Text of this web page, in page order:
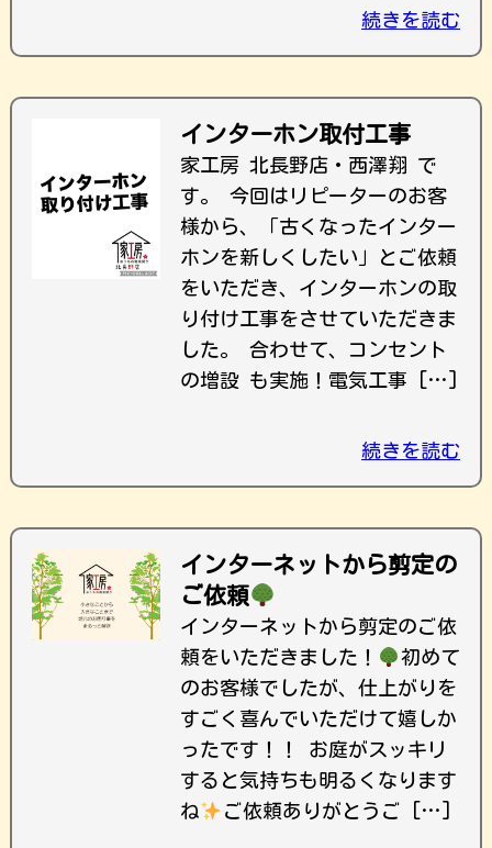
続きを読む
インターホン取付工事
家工房 北長野店・西澤翔 で
す。 今回はリピーターのお客
様から、「古くなったインター
ホンを新しくしたい」とご依頼
をいただき、インターホンの取
り付け工事をさせていただきま
した。 合わせて、コンセント
の増設 も実施！電気工事 […]
続きを読む
インターネットから剪定の
ご依頼
インターネットから剪定のご依
頼をいただきました！
初めて
のお客様でしたが、仕上がりを
すごく喜んでいただけて嬉しか
ったです！！ お庭がスッキリ
すると気持ちも明るくなります
ね
ご依頼ありがとうご […]